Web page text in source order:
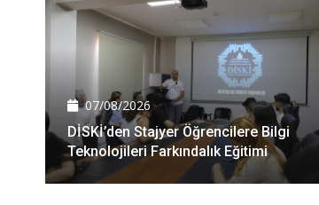
07/08/2026
DİSKİ’den Stajyer Öğrencilere Bilgi
Teknolojileri Farkındalık Eğitimi